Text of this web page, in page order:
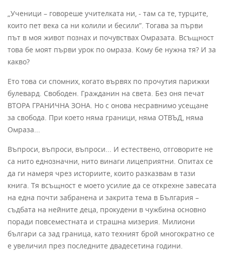
„Ученици – говореше учителката ни, - там са те, турците,
които пет века са ни колили и бесили”. Тогава за първи
път в моя живот познах и почувствах Омразата. Всъщност
това бе моят първи урок по омраза. Кому бе нужна тя? И за
какво?
Ето това си спомних, когато вървях по прочутия парижки
булевард. Свободен. Гражданин на света. Без оня печат
ВТОРА ГРАНИЧНА ЗОНА. Но с онова несравнимо усещане
за свобода. При което няма граници, няма ОТВЪД, няма
Омраза...
Въпроси, въпроси, въпроси... И естествено, отговорите не
са нито еднозначни, нито винаги лицеприятни. Опитах се
да ги намеря чрез историите, които разказвам в тази
книга. Тя всъщност е моето усилие да се открехне завесата
на една почти забранена и закрита тема в България –
съдбата на нейните деца, прокудени в чужбина основно
поради повсеместната и страшна мизерия. Милиони
българи са зад граница, като техният брой многократно се
е увеличил през последните двадесетина години.